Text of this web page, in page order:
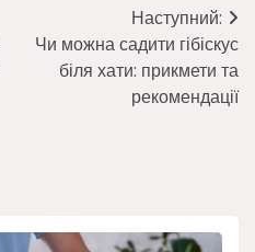
Наступний:
Чи можна садити гібіскус
біля хати: прикмети та
рекомендації